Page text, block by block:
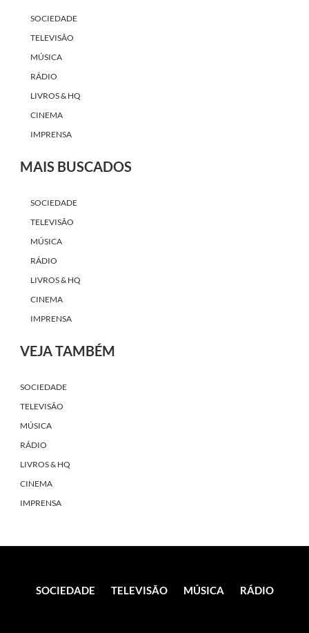
SOCIEDADE
TELEVISÃO
MÚSICA
RÁDIO
LIVROS & HQ
CINEMA
IMPRENSA
MAIS BUSCADOS
SOCIEDADE
TELEVISÃO
MÚSICA
RÁDIO
LIVROS & HQ
CINEMA
IMPRENSA
VEJA TAMBÉM
SOCIEDADE
TELEVISÃO
MÚSICA
RÁDIO
LIVROS & HQ
CINEMA
IMPRENSA
SOCIEDADE TELEVISÃO MÚSICA RÁDIO